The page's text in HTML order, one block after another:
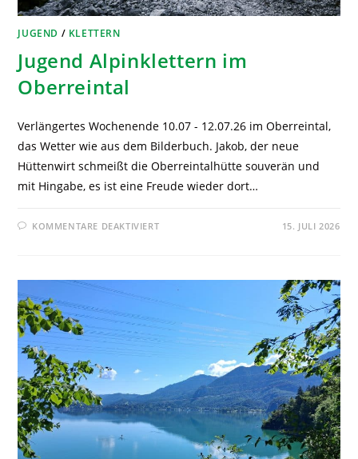
JUGEND / KLETTERN
Jugend Alpinklettern im
Oberreintal
Verlängertes Wochenende 10.07 - 12.07.26 im Oberreintal,
das Wetter wie aus dem Bilderbuch. Jakob, der neue
Hüttenwirt schmeißt die Oberreintalhütte souverän und
mit Hingabe, es ist eine Freude wieder dort…
KOMMENTARE DEAKTIVIERT 15. JULI 2026